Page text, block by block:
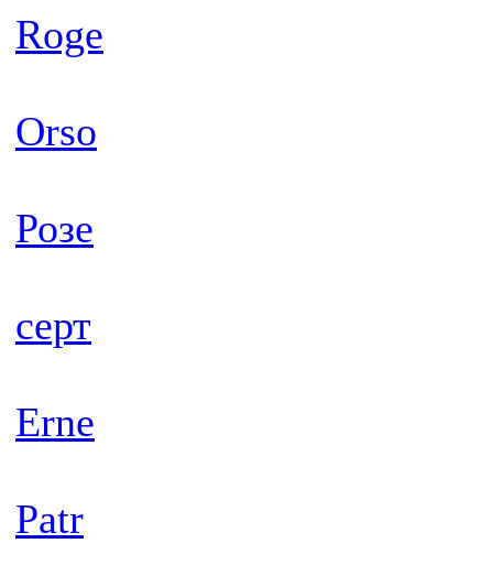
Roge
Orso
Розе
серт
Erne
Patr